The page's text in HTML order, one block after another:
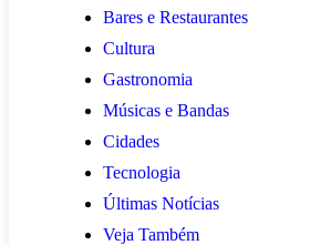
Bares e Restaurantes
Cultura
Gastronomia
Músicas e Bandas
Cidades
Tecnologia
Últimas Notícias
Veja Também